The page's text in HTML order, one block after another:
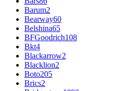
Barum2
Bearway60
Belshina65
BFGoodrich108
Bkt4
Blackarrow2
Blacklion2
Boto205
Brics2